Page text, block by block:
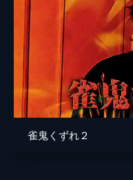
雀鬼くずれ２